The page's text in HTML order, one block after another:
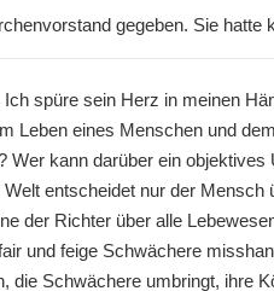
gegeben. Sie hatte
spüre sein Herz in meinen
Leben eines Menschen und
kann darüber ein objektives
entscheidet nur der Mensch
der Richter über alle
und feige Schwächere
die Schwächere umbringt, ihre